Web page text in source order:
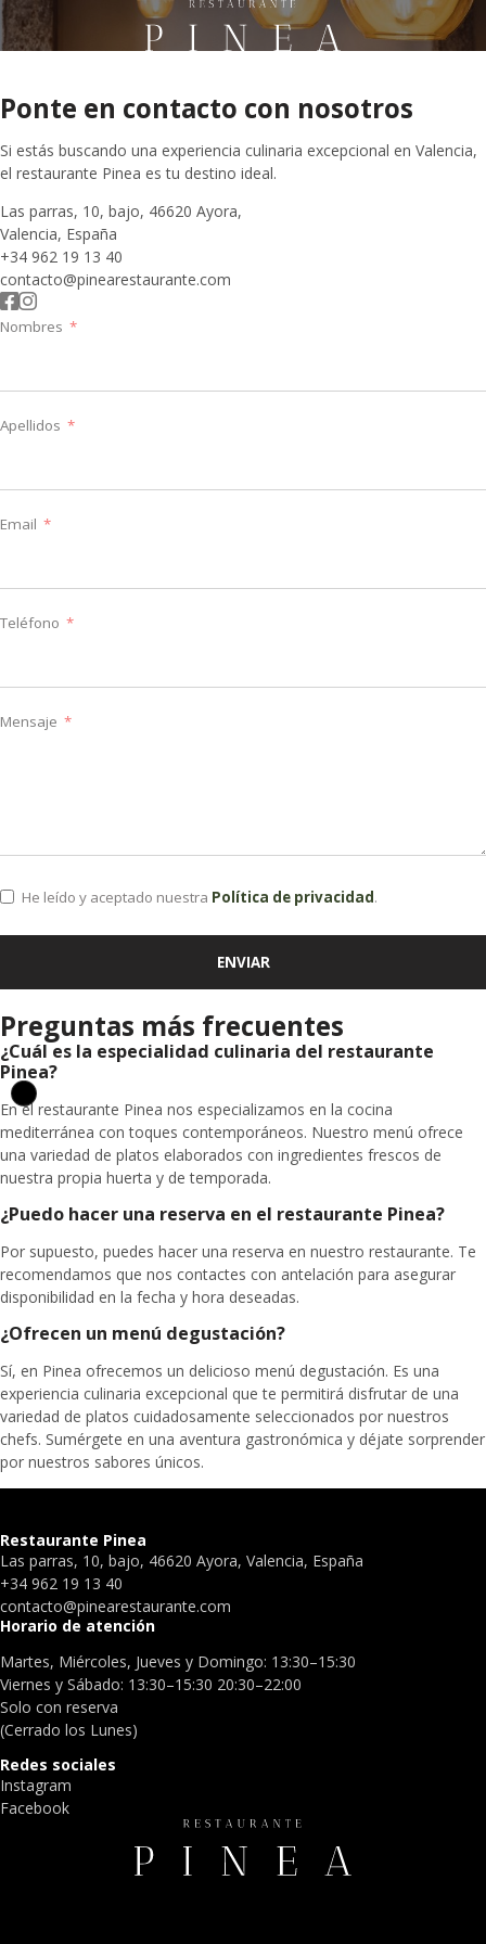
Ponte en contacto con nosotros
Si estás buscando una experiencia culinaria excepcional en Valencia,
el restaurante Pinea es tu destino ideal.
Las parras, 10, bajo, 46620 Ayora,
Valencia, España
+34 962 19 13 40
contacto@pinearestaurante.com
Nombres
Apellidos
Email
Teléfono
Mensaje
He leído y aceptado nuestra Política de privacidad.
ENVIAR
Preguntas más frecuentes
¿Cuál es la especialidad culinaria del restaurante
Pinea?
En el restaurante Pinea nos especializamos en la cocina
mediterránea con toques contemporáneos. Nuestro menú ofrece
una variedad de platos elaborados con ingredientes frescos de
nuestra propia huerta y de temporada.
¿Puedo hacer una reserva en el restaurante Pinea?
Por supuesto, puedes hacer una reserva en nuestro restaurante. Te
recomendamos que nos contactes con antelación para asegurar
disponibilidad en la fecha y hora deseadas.
¿Ofrecen un menú degustación?
Sí, en Pinea ofrecemos un delicioso menú degustación. Es una
experiencia culinaria excepcional que te permitirá disfrutar de una
variedad de platos cuidadosamente seleccionados por nuestros
chefs. Sumérgete en una aventura gastronómica y déjate sorprender
por nuestros sabores únicos.
Restaurante Pinea
Las parras, 10, bajo, 46620 Ayora, Valencia, España
+34 962 19 13 40
contacto@pinearestaurante.com
Horario de atención
Martes, Miércoles, Jueves y Domingo: 13:30–15:30
Viernes y Sábado: 13:30–15:30 20:30–22:00
Solo con reserva
(Cerrado los Lunes)
Redes sociales
Instagram
Facebook